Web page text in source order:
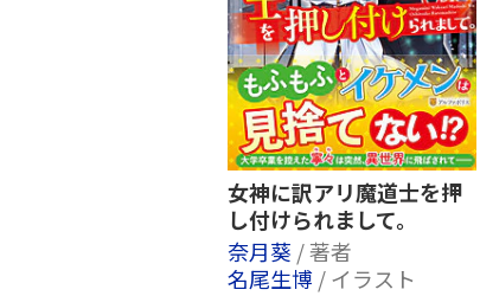
女神に訳アリ魔道士を押
し付けられまして。
奈月葵 / 著者
名尾生博/ イラスト